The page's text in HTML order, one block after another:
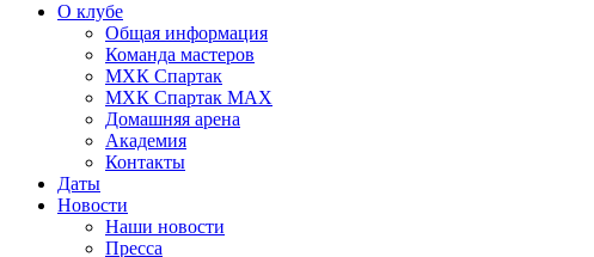
О клубе
Общая информация
Команда мастеров
МХК Спартак
МХК Спартак МАХ
Домашняя арена
Академия
Контакты
Даты
Новости
Наши новости
Пресса